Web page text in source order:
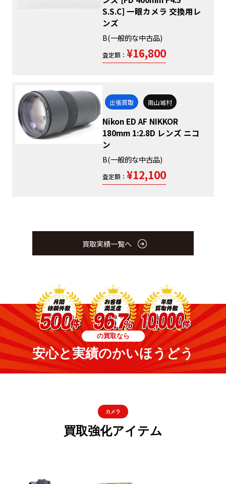
S.S.C] 一眼カメラ 交換用レ
ンズ
B(一般的な中古品)
査定額： ¥16,800
出張買取 南山城村
Nikon ED AF NIKKOR
180mm 1:2.8D レンズ ニコ
ン
B(一般的な中古品)
査定額： ¥12,100
買取実績一覧へ
の買取なら
安心と実績のかいほうどう
カメラ
買取強化アイテム